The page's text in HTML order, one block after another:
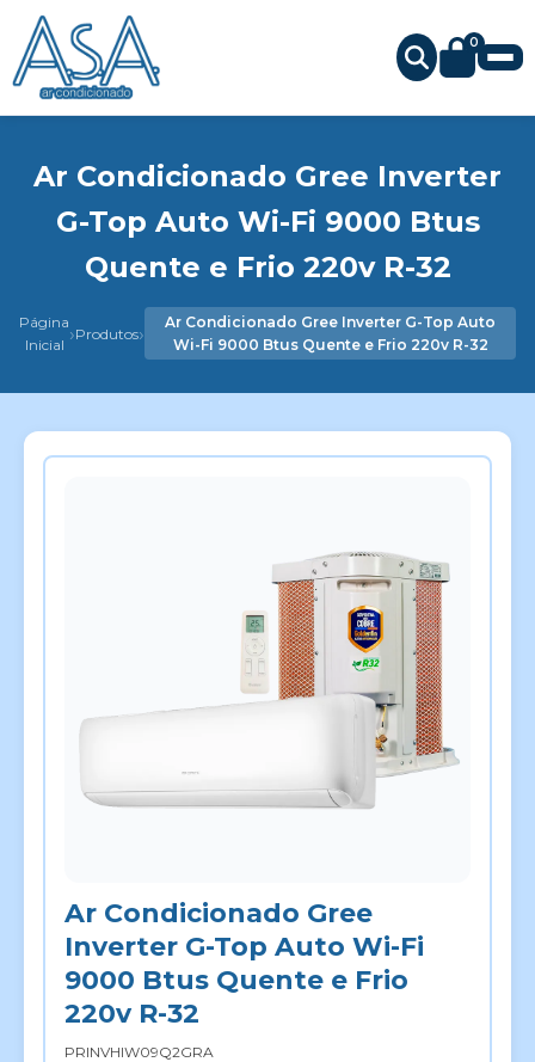
0
Ar Condicionado Gree Inverter
G-Top Auto Wi-Fi 9000 Btus
Quente e Frio 220v R-32
Página
Inicial ›Produtos›
Ar Condicionado Gree Inverter G-Top Auto
Wi-Fi 9000 Btus Quente e Frio 220v R-32
Ar Condicionado Gree
Inverter G-Top Auto Wi-Fi
9000 Btus Quente e Frio
220v R-32
PRINVHIW09Q2GRA